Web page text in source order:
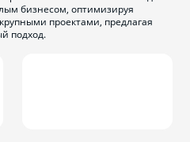
бизнесом, оптимизируя
проектами, предлагая
подход.